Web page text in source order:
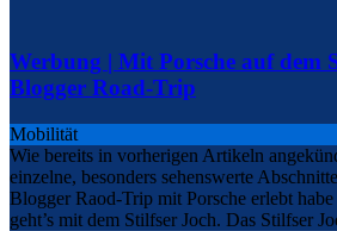
Werbung | Mit Porsche auf dem
Blogger Road-Trip
Mobilität
Wie bereits in vorherigen Artikeln
einzelne, besonders sehenswerte
Blogger Raod-Trip mit Porsche erlebt
geht’s mit dem Stilfser Joch. Das Stilfser